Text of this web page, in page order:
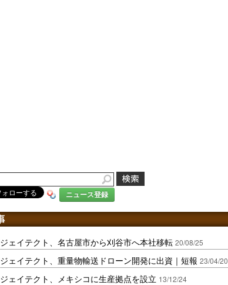
ニュース登録
ジェイテクト、名古屋市から刈谷市へ本社移転 20/08/25
ジェイテクト、重量物輸送ドローン開発に出資｜短報 23/04/20
ジェイテクト、メキシコに生産拠点を設立 13/12/24